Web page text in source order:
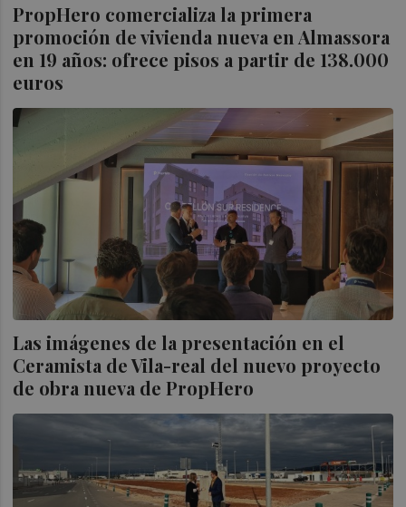
PropHero comercializa la primera
promoción de vivienda nueva en Almassora
en 19 años: ofrece pisos a partir de 138.000
euros
Las imágenes de la presentación en el
Ceramista de Vila-real del nuevo proyecto
de obra nueva de PropHero